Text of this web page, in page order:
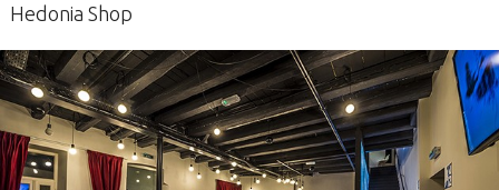
Hedonia Shop